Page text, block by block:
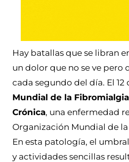
Hay batallas que se libran
un dolor que no se ve pero
cada segundo del día. El 12
Mundial de la
Crónica, una enfermedad
Organización Mundial de la
En esta patología, el
y actividades sencillas